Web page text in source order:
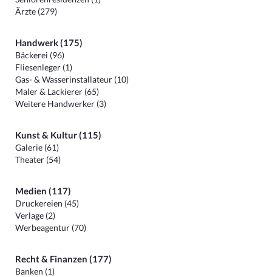
Ärzte (279)
Handwerk (175)
Bäckerei (96)
Fliesenleger (1)
Gas- & Wasserinstallateur (10)
Maler & Lackierer (65)
Weitere Handwerker (3)
Kunst & Kultur (115)
Galerie (61)
Theater (54)
Medien (117)
Druckereien (45)
Verlage (2)
Werbeagentur (70)
Recht & Finanzen (177)
Banken (1)